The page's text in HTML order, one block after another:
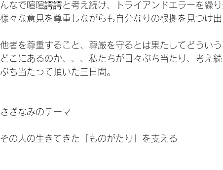
んなで喧喧諤諤と考え続け、トライアンドエラーを繰
様々な意見を尊重しながらも自分なりの根拠を見つけ出
他者を尊重すること、尊厳を守るとは果たしてどうい
どこにあるのか、、、私たちが日々ぶち当たり、考え
ぶち当たって頂いた三日間。
さざなみのテーマ
その人の生きてきた「ものがたり」を支える